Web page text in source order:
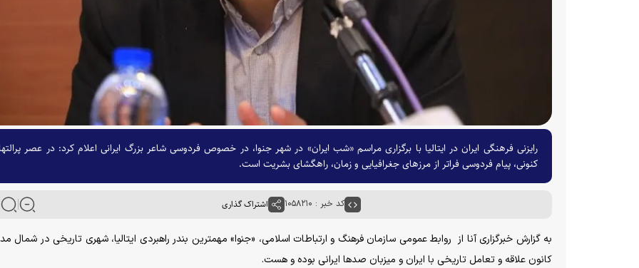
رایزنی فرهنگی ایران در ایتالیا با برگزاری مراسم «شب ایران» در شهر جنوا، در خصوص فردوسی شاعر بزرگ ایرانی اعلام کرد: در عصر
کنونی، پیام فردوسی فراتر از مرز‌های جغرافیایی و زمان، راهگشای بشریت است.
کد خبر : ۱۰۵۸۲۱۰ اشتراک گذاری
به گزارش خبرگزاری آنا از روابط عمومی سازمان فرهنگ و ارتباطات اسلامی، «جنوا» مهمترین بندر راهبردی ایتالیا، شهری تاریخی در شمال
کانون علاقه و تعامل تاریخی با ایران و میزبان صد‌ها ایرانی بوده و هست.